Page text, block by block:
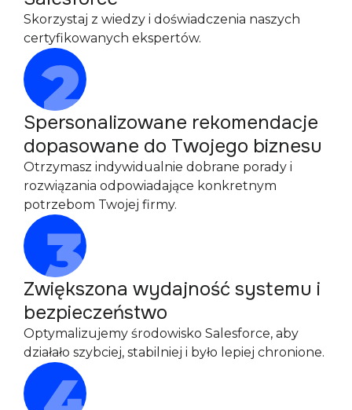
Skorzystaj z wiedzy i doświadczenia naszych
certyfikowanych ekspertów.
Spersonalizowane rekomendacje
dopasowane do Twojego biznesu
Otrzymasz indywidualnie dobrane porady i
rozwiązania odpowiadające konkretnym
potrzebom Twojej firmy.
Zwiększona wydajność systemu i
bezpieczeństwo
Optymalizujemy środowisko Salesforce, aby
działało szybciej, stabilniej i było lepiej chronione.